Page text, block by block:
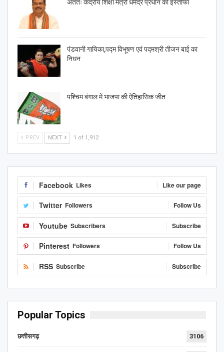
अंततः केंद्रीय शिक्षा मंत्री धर्मेंद्र प्रधान का इस्तीफा
पंडवानी गायिका,पद्म विभूषण एवं पद्मश्री तीजन बाई का
निधन
पश्चिम बंगाल में भाजपा की ऐतिहासिक जीत
PREV NEXT 1 of 1,912
Facebook Likes Like our page
Twitter Followers Follow Us
Youtube Subscribers Subscribe
Pinterest Followers Follow Us
RSS Subscribe Subscribe
Popular Topics
छत्तीसगढ़ 3106